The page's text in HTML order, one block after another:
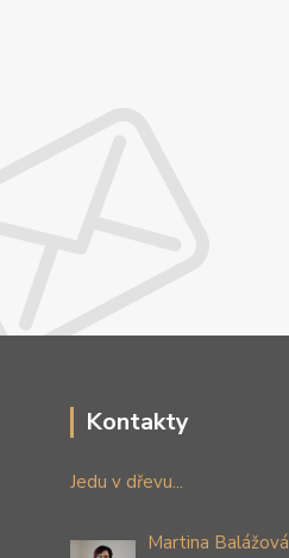
Kontakty
Jedu v dřevu...
Martina Balážová